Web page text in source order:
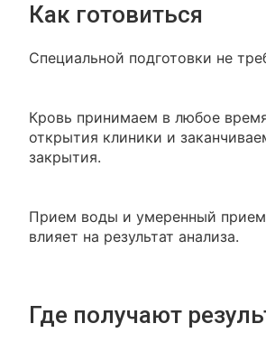
Как готовиться
Специальной подготовки не
Кровь принимаем в любое
открытия клиники и
закрытия.
Прием воды и умеренный
влияет на результат анализа.
Где получают